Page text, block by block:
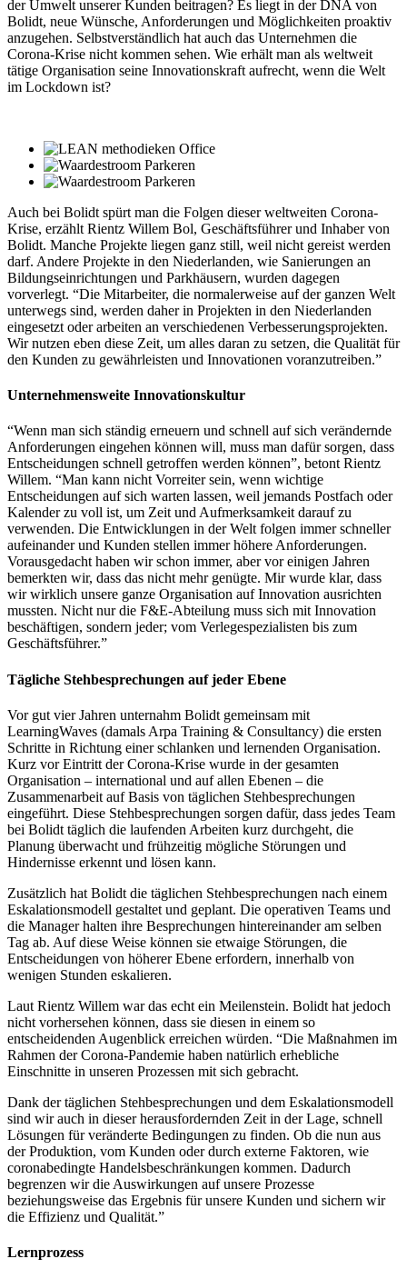
der Umwelt unserer Kunden beitragen? Es liegt in der DNA von
Bolidt, neue Wünsche, Anforderungen und Möglichkeiten proaktiv
anzugehen. Selbstverständlich hat auch das Unternehmen die
Corona-Krise nicht kommen sehen. Wie erhält man als weltweit
tätige Organisation seine Innovationskraft aufrecht, wenn die Welt
im Lockdown ist?
Auch bei Bolidt spürt man die Folgen dieser weltweiten Corona-
Krise, erzählt Rientz Willem Bol, Geschäftsführer und Inhaber von
Bolidt. Manche Projekte liegen ganz still, weil nicht gereist werden
darf. Andere Projekte in den Niederlanden, wie Sanierungen an
Bildungseinrichtungen und Parkhäusern, wurden dagegen
vorverlegt. “Die Mitarbeiter, die normalerweise auf der ganzen Welt
unterwegs sind, werden daher in Projekten in den Niederlanden
eingesetzt oder arbeiten an verschiedenen Verbesserungsprojekten.
Wir nutzen eben diese Zeit, um alles daran zu setzen, die Qualität für
den Kunden zu gewährleisten und Innovationen voranzutreiben.”
Unternehmensweite Innovationskultur
“Wenn man sich ständig erneuern und schnell auf sich verändernde
Anforderungen eingehen können will, muss man dafür sorgen, dass
Entscheidungen schnell getroffen werden können”, betont Rientz
Willem. “Man kann nicht Vorreiter sein, wenn wichtige
Entscheidungen auf sich warten lassen, weil jemands Postfach oder
Kalender zu voll ist, um Zeit und Aufmerksamkeit darauf zu
verwenden. Die Entwicklungen in der Welt folgen immer schneller
aufeinander und Kunden stellen immer höhere Anforderungen.
Vorausgedacht haben wir schon immer, aber vor einigen Jahren
bemerkten wir, dass das nicht mehr genügte. Mir wurde klar, dass
wir wirklich unsere ganze Organisation auf Innovation ausrichten
mussten. Nicht nur die F&E-Abteilung muss sich mit Innovation
beschäftigen, sondern jeder; vom Verlegespezialisten bis zum
Geschäftsführer.”
Tägliche Stehbesprechungen auf jeder Ebene
Vor gut vier Jahren unternahm Bolidt gemeinsam mit
LearningWaves (damals Arpa Training & Consultancy) die ersten
Schritte in Richtung einer schlanken und lernenden Organisation.
Kurz vor Eintritt der Corona-Krise wurde in der gesamten
Organisation – international und auf allen Ebenen – die
Zusammenarbeit auf Basis von täglichen Stehbesprechungen
eingeführt. Diese Stehbesprechungen sorgen dafür, dass jedes Team
bei Bolidt täglich die laufenden Arbeiten kurz durchgeht, die
Planung überwacht und frühzeitig mögliche Störungen und
Hindernisse erkennt und lösen kann.
Zusätzlich hat Bolidt die täglichen Stehbesprechungen nach einem
Eskalationsmodell gestaltet und geplant. Die operativen Teams und
die Manager halten ihre Besprechungen hintereinander am selben
Tag ab. Auf diese Weise können sie etwaige Störungen, die
Entscheidungen von höherer Ebene erfordern, innerhalb von
wenigen Stunden eskalieren.
Laut Rientz Willem war das echt ein Meilenstein. Bolidt hat jedoch
nicht vorhersehen können, dass sie diesen in einem so
entscheidenden Augenblick erreichen würden. “Die Maßnahmen im
Rahmen der Corona-Pandemie haben natürlich erhebliche
Einschnitte in unseren Prozessen mit sich gebracht.
Dank der täglichen Stehbesprechungen und dem Eskalationsmodell
sind wir auch in dieser herausfordernden Zeit in der Lage, schnell
Lösungen für veränderte Bedingungen zu finden. Ob die nun aus
der Produktion, vom Kunden oder durch externe Faktoren, wie
coronabedingte Handelsbeschränkungen kommen. Dadurch
begrenzen wir die Auswirkungen auf unsere Prozesse
beziehungsweise das Ergebnis für unsere Kunden und sichern wir
die Effizienz und Qualität.”
Lernprozess